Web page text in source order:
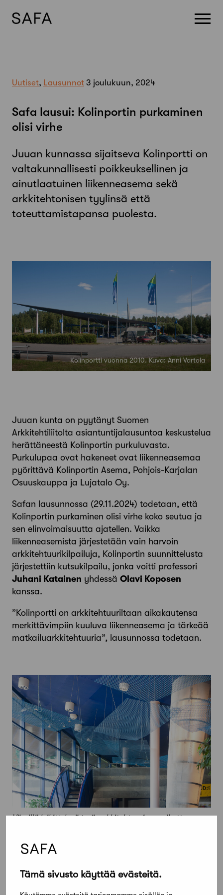
Tämä sivusto käyttää evästeitä.
Uutiset, Lausunnot 3 joulukuun, 2024
Safa lausui: Kolinportin purkaminen
olisi virhe
Juuan kunnassa sijaitseva Kolinportti on
valtakunnallisesti poikkeuksellinen ja
ainutlaatuinen liikenneasema sekä
arkkitehtonisen tyylinsä että
toteuttamistapansa puolesta.
Kolinportti vuonna 2010. Kuva: Anni Vartola
Juuan kunta on pyytänyt Suomen
Arkkitehtiliitolta asiantuntijalausuntoa keskustelua
herättäneestä Kolinportin purkuluvasta.
Purkulupaa ovat hakeneet ovat liikenneasemaa
pyörittävä Kolinportin Asema, Pohjois-Karjalan
Osuuskauppa ja Lujatalo Oy.
Safan lausunnossa (29.11.2024) todetaan, että
Kolinportin purkaminen olisi virhe koko seutua ja
sen elinvoimaisuutta ajatellen. Vaikka
liikenneasemista järjestetään vain harvoin
arkkitehtuurikilpailuja, Kolinportin suunnittelusta
järjestettiin kutsukilpailu, jonka voitti professori
Juhani Katainen yhdessä Olavi Koposen
kanssa.
”Kolinportti on arkkitehtuuriltaan aikakautensa
merkittävimpiin kuuluva liikenneasema ja tärkeää
matkailuarkkitehtuuria”, lausunnossa todetaan.
Väreillä leikittelevä teräsarkkitehtuuri on vaikuttavaa
Anni Vartola.